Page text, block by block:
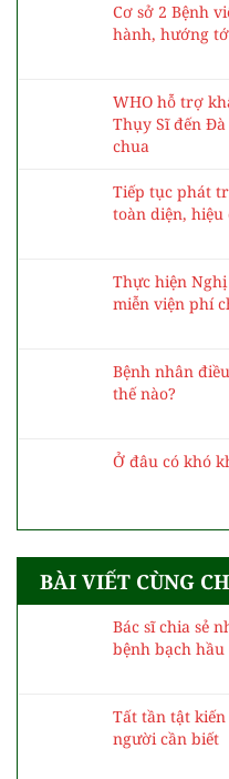
Cơ sở 2 Bệnh
hành, hướng
WHO hỗ trợ
Thụy Sĩ đến
chua
Tiếp tục phát
toàn diện,
Thực hiện
miễn viện phí
Bệnh nhân
thế nào?
Ở đâu có khó
BÀI VIẾT CÙNG
Bác sĩ chia sẻ
bệnh bạch hầu
Tất tần tật
người cần biết